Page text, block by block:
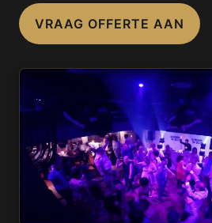
VRAAG OFFERTE AAN